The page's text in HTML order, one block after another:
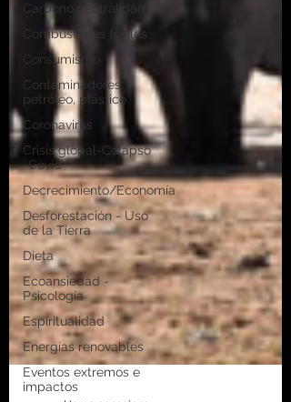
Carbono neutralidad
Combustibles fósiles
Consumismo
Contaminadores:
petróleo, plástico
Coronavirus
Crisis global-Colapso
-Covid
Decrecimiento/Economía
Desforestación - Uso
de la Tierra
Dieta
Ecoansiedad -
Psicología
Espiritualidad
Energías renovables
Eventos extremos e
impactos